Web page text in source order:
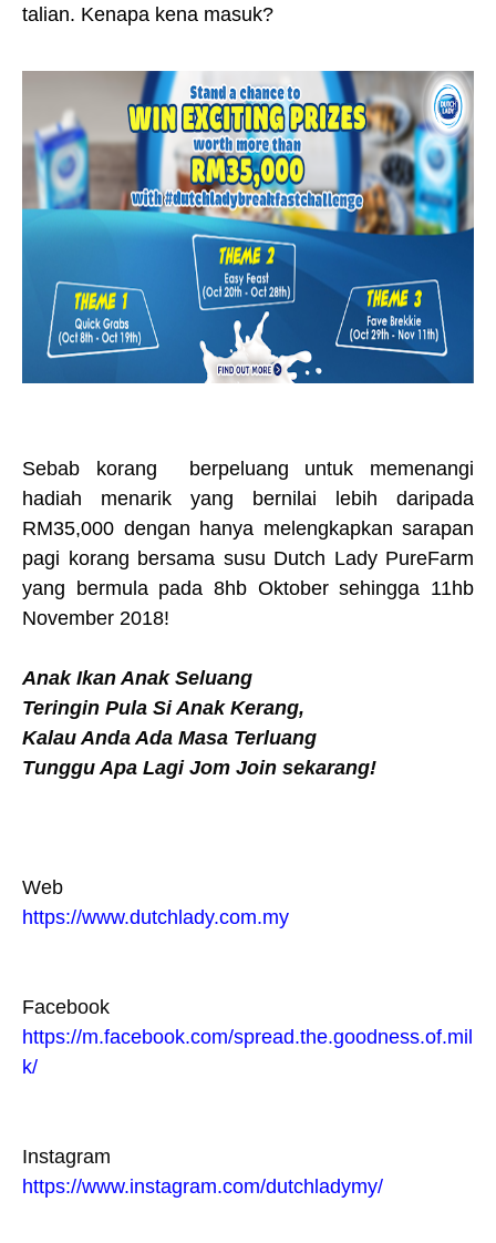
talian. Kenapa kena masuk?
Sebab korang berpeluang untuk memenangi
hadiah menarik yang bernilai lebih daripada
RM35,000 dengan hanya melengkapkan sarapan
pagi korang bersama susu Dutch Lady PureFarm
yang bermula pada 8hb Oktober sehingga 11hb
November 2018!
Anak Ikan Anak Seluang
Teringin Pula Si Anak Kerang,
Kalau Anda Ada Masa Terluang
Tunggu Apa Lagi Jom Join sekarang!
Web
https://www.dutchlady.com.my
Facebook
https://m.facebook.com/spread.the.goodness.of.mil
k/
Instagram
https://www.instagram.com/dutchladymy/